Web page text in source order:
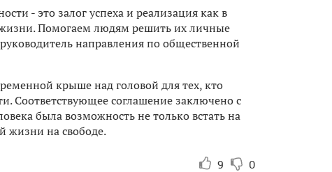
- это залог успеха и реализация как в
Помогаем людям решить их личные
направления по общественной
крыше над головой для тех, кто
Соответствующее соглашение заключено с
была возможность не только встать на
жизни на свободе.
9 0